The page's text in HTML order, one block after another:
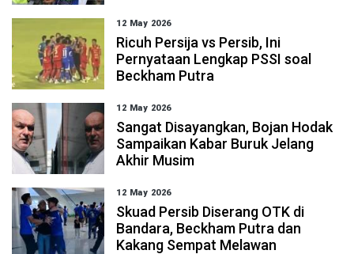
12 May 2026
Ricuh Persija vs Persib, Ini
Pernyataan Lengkap PSSI soal
Beckham Putra
12 May 2026
Sangat Disayangkan, Bojan Hodak
Sampaikan Kabar Buruk Jelang
Akhir Musim
12 May 2026
Skuad Persib Diserang OTK di
Bandara, Beckham Putra dan
Kakang Sempat Melawan